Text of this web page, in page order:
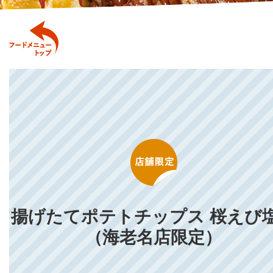
揚げたてポテトチップス 桜えび
（海老名店限定）